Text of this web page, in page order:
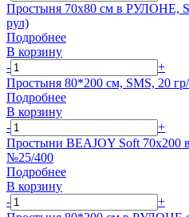
Простыня 70х80 см в РУЛОНЕ,
рул)
Подробнее
В корзину
-
+
Простыня 80*200 см, SMS, 20
Подробнее
В корзину
-
+
Простыни BEAJOY Soft
№25/400
Подробнее
В корзину
-
+